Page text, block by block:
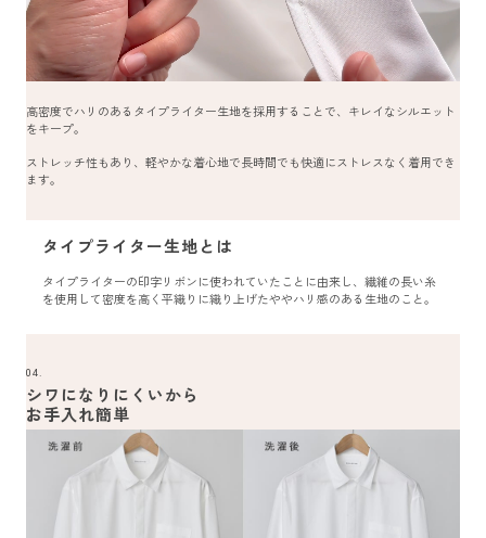
高密度でハリのあるタイプライター生地を採用することで、キレイなシルエット
をキープ。
ストレッチ性もあり、軽やかな着心地で長時間でも快適にストレスなく着用でき
ます。
タイプライター生地とは
タイプライターの印字リボンに使われていたことに由来し、繊維の長い糸
を使用して密度を高く平織りに織り上げたややハリ感のある生地のこと。
04.
シワになりにくいから
お手入れ簡単